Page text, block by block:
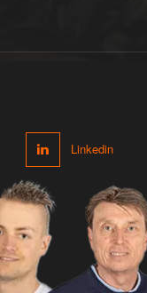
Linkedin